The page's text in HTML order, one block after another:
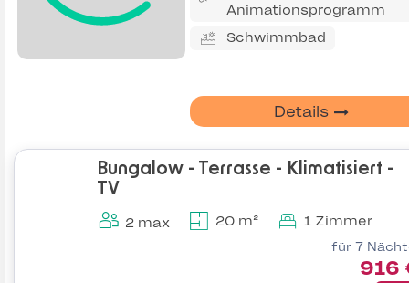
Animationsprogramm
Schwimmbad
Details
Bungalow - Terrasse - Klimatisiert -
TV
2 max 20 m² 1 Zimmer
für 7
916